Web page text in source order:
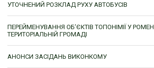
УТОЧНЕНИЙ РОЗКЛАД РУХУ АВТОБУСІВ
ПЕРЕЙМЕНУВАННЯ ОБ’ЄКТІВ ТОПОНІМІЇ У
ТЕРИТОРІАЛЬНІЙ ГРОМАДІ
АНОНСИ ЗАСІДАНЬ ВИКОНКОМУ